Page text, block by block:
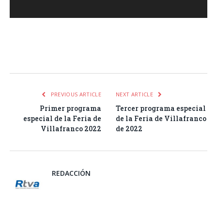
PREVIOUS ARTICLE
Primer programa
especial de la Feria de
Villafranco 2022
NEXT ARTICLE
Tercer programa especial
de la Feria de Villafranco
de 2022
REDACCIÓN